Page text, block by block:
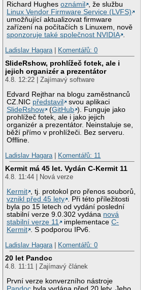
Richard Hughesoznámil
, že službu
Linux Vendor Firmware Service (LVFS)
umožňující aktualizovat firmware
zařízení na počítačích s Linuxem, nově
sponzoruje také společnost NVIDIA .
Ladislav Hagara | Komentářů: 0
SlideRshow, prohlížeč fotek, ale i
jejich organizér a prezentátor
4.8. 12:22 | Zajímavý software
Edvard Rejthar na blogu zaměstnanců
CZ.NIC představil
svou aplikaci
SlideRshow
(GitHub ). Funguje jako
prohlížeč fotek, ale i jako jejich
organizér a prezentátor. Neinstaluje se,
běží přímo v prohlížeči. Bez serveru.
Offline.
Ladislav Hagara | Komentářů: 11
Kermit má 45 let. Vydán C-Kermit 11
4.8. 11:44 | Nová verze
Kermit , tj. protokol pro přenos souborů,
vznikl před 45 lety . Při této příležitosti
byla po 15 letech od vydání poslední
stabilní verze 9.0.302 vydána nová
stabilní verze 11
implementaceC-
Kermit . S podporou IPv6.
Ladislav Hagara | Komentářů: 0
20 let Pandoc
4.8. 11:11 | Zajímavý článek
První verze konverzního nástroje